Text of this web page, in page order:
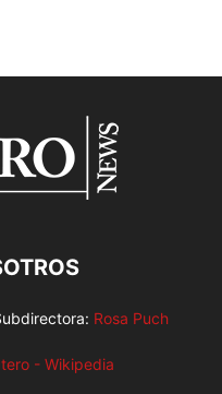
Rosa Puch
- Wikipedia